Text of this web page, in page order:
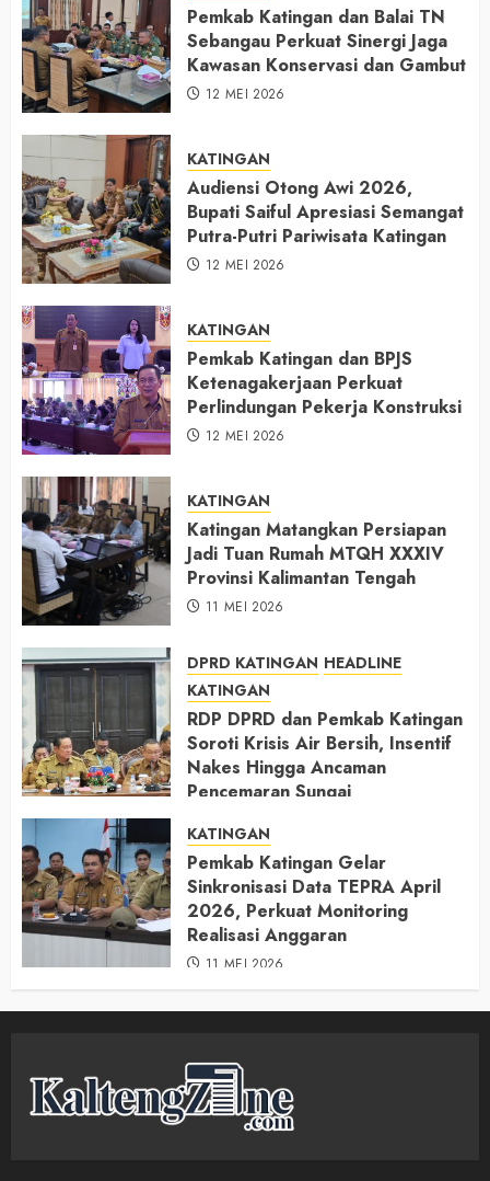
Pemkab Katingan dan Balai TN
Sebangau Perkuat Sinergi Jaga
Kawasan Konservasi dan Gambut
12 MEI 2026
KATINGAN
Audiensi Otong Awi 2026,
Bupati Saiful Apresiasi Semangat
Putra-Putri Pariwisata Katingan
12 MEI 2026
KATINGAN
Pemkab Katingan dan BPJS
Ketenagakerjaan Perkuat
Perlindungan Pekerja Konstruksi
12 MEI 2026
KATINGAN
Katingan Matangkan Persiapan
Jadi Tuan Rumah MTQH XXXIV
Provinsi Kalimantan Tengah
11 MEI 2026
DPRD KATINGAN HEADLINE
KATINGAN
RDP DPRD dan Pemkab Katingan
Soroti Krisis Air Bersih, Insentif
Nakes Hingga Ancaman
Pencemaran Sungai
KATINGAN
Pemkab Katingan Gelar
Sinkronisasi Data TEPRA April
2026, Perkuat Monitoring
Realisasi Anggaran
11 MEI 2026